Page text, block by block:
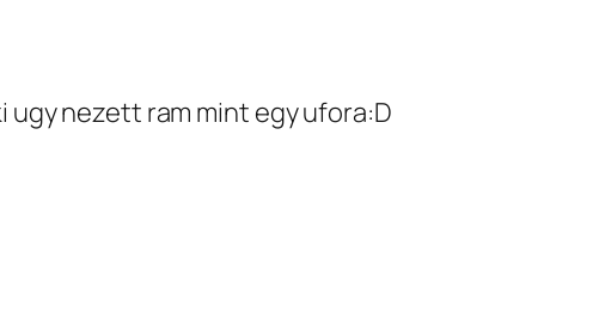
ugy nezett ram mint egy ufora:D